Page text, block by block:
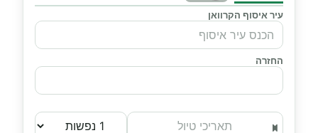
עיר איסוף הקרוואן
החזרה